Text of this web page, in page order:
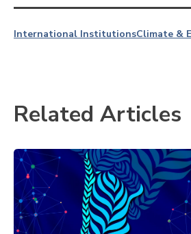
International InstitutionsClimate &
Related Articles